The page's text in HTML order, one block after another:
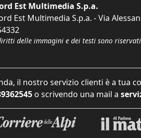
Est Multimedia S.p.a.
Est Multimedia S.p.a. - Via
delle immagini e dei testi sono
il nostro servizio clienti è a tua
o scrivendo una mail a